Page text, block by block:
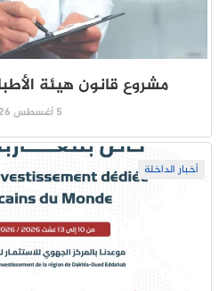
مشروع قانون هيئة
5 أغسطس 2026
أخبار الداخلة